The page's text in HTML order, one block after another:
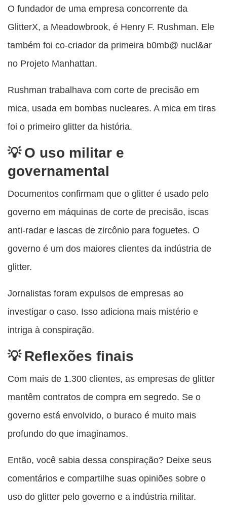
O fundador de uma empresa concorrente da
GlitterX, a Meadowbrook, é Henry F. Rushman. Ele
também foi co-criador da primeira b0mb@ nucl&ar
no Projeto Manhattan.
Rushman trabalhava com corte de precisão em
mica, usada em bombas nucleares. A mica em tiras
foi o primeiro glitter da história.
O uso militar e
governamental
Documentos confirmam que o glitter é usado pelo
governo em máquinas de corte de precisão, iscas
anti-radar e lascas de zircônio para foguetes. O
governo é um dos maiores clientes da indústria de
glitter.
Jornalistas foram expulsos de empresas ao
investigar o caso. Isso adiciona mais mistério e
intriga à conspiração.
Reflexões finais
Com mais de 1.300 clientes, as empresas de glitter
mantêm contratos de compra em segredo. Se o
governo está envolvido, o buraco é muito mais
profundo do que imaginamos.
Então, você sabia dessa conspiração? Deixe seus
comentários e compartilhe suas opiniões sobre o
uso do glitter pelo governo e a indústria militar.